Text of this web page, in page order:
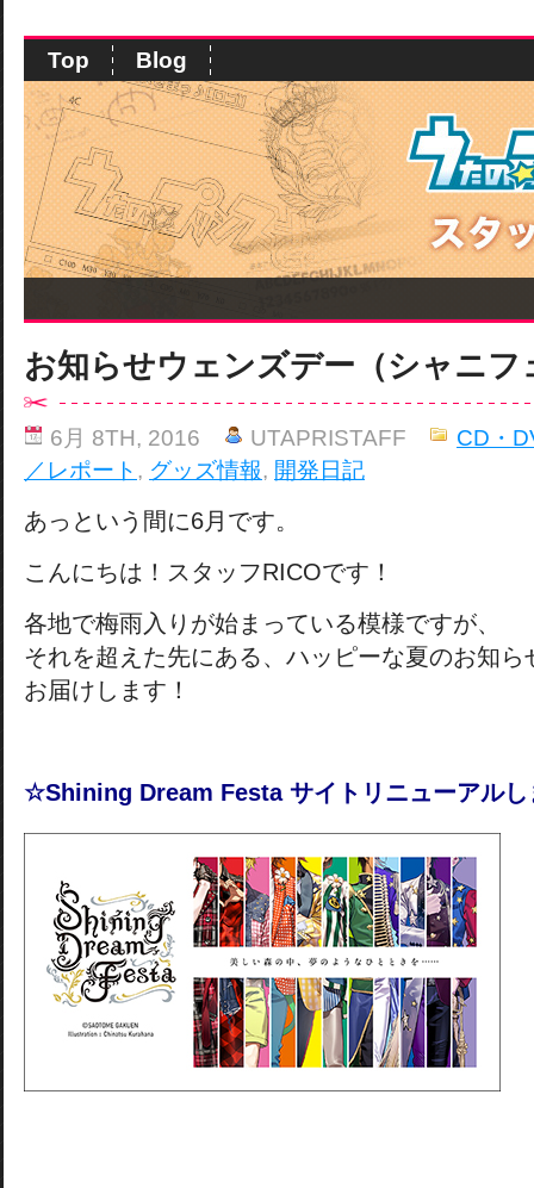
Top Blog
お知らせウェンズデー（シャニフ
6月 8TH, 2016 UTAPRISTAFF
CD・
／レポート , グッズ情報, 開発日記
あっという間に6月です。
こんにちは！スタッフRICOです！
各地で梅雨入りが始まっている模様ですが、
それを超えた先にある、ハッピーな夏のお知ら
お届けします！
☆Shining Dream Festa サイトリニューアルし